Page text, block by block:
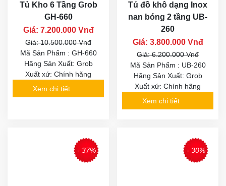
Tủ Kho 6 Tầng Grob
GH-660
Giá: 7.200.000 Vnđ
Giá: 10.500.000 Vnđ
Mã Sản Phẩm : GH-660
Hãng Sản Xuất: Grob
Xuất xứ: Chính hãng
Xem chi tiết
Tủ đồ khô dạng Inox
nan bóng 2 tầng UB-
260
Giá: 3.800.000 Vnđ
Giá: 6.200.000 Vnđ
Mã Sản Phẩm : UB-260
Hãng Sản Xuất: Grob
Xuất xứ: Chính hãng
Xem chi tiết
- 37% - 30%